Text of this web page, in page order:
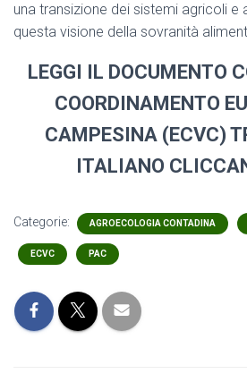
una transizione dei sistemi agricoli e
questa visione della sovranità
LEGGI IL DOCUMENTO
COORDINAMENTO
CAMPESINA (ECVC)
ITALIANO
Categorie: AGROECOLOGIA CONTADINA
ECVC PAC